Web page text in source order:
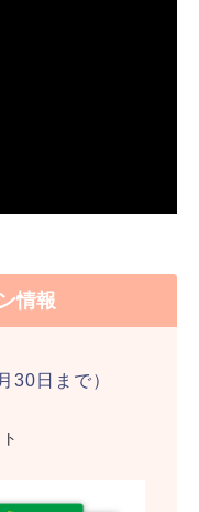
情報
30日まで）